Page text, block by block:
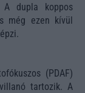
A dupla koppos
még ezen kívül
(PDAF)
tartozik. A